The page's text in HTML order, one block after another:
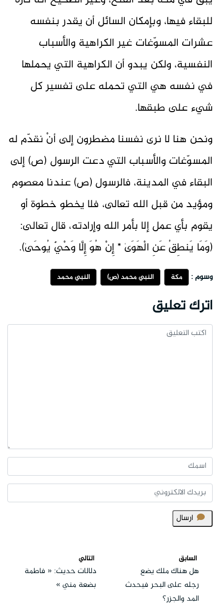
للبقاء فيها، وبإمكان السائل أن يقدر بنفسه
عشرات المسوّغات غير الكراهية والأسباب
النفسية، ولكن يبدو أن الكراهية التي يحملها
في نفسه هي التي تحمله على تفسير كل
شيء على طبقها.
ونحن هنا لا نرى نفسنا مضطرون إلى أنْ نقدّم له
المسوّغات والأسباب التي دعت الرسول (ص) إلى
البقاء في المدينة، فالرسول (ص) عندنا معصوم
ومؤيد من قبل الله تعالى، فلا يخطو خطوة أو
يقوم بأي عمل إلا بأمر الله وإرادته، قال تعالى:
(وَمَا يَنطِقُ عَنِ الْهَوَىٰ * إِنْ هُوَ إِلَّا وَحْيٌ يُوحَىٰ).
وسوم : مكة النبي محمد (ص) النبي محمد
اترك تعليق
ارسال
السابق
هل هناك ملك يضع
رجله على البحر فيحدث
المد والجزر؟
التالي
دلالات حديث: « فاطمة
بضعة مني »